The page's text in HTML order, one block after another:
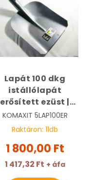
Lapát 100 dkg
istállólapát
erősített ezüst |
KOMAXIT 211130
KOMAXIT 5LAP100ER
Raktáron: 11db
1 800,00 Ft
1 417,32 Ft + áfa